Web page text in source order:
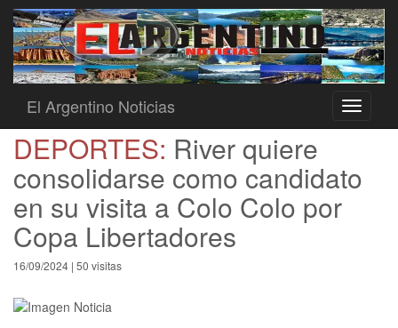
Toggle
El Argentino Noticias
DEPORTES: River quiere
consolidarse como candidato
en su visita a Colo Colo por
Copa Libertadores
16/09/2024 | 50 visitas